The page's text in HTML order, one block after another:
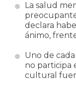
La salud
declara
ánimo,
Uno de
no participa
cultural